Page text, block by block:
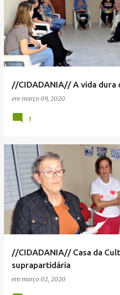
//CIDADANIA// A vida dura
em março 09, 2020
1
//CIDADANIA// Casa da
suprapartidária
em março 02, 2020